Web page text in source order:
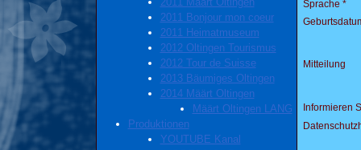
2011 Bonjour mon coeur
2011 Heimatmuseum
2012 Oltingen Tourismus
2012 Tour de Suisse
2013 Bäumiges Oltingen
2014 Määrt Oltingen
Määrt Oltingen LANG
Produktionen
YOUTUBE Kanal
Sprache *
Mitteilung
Informieren